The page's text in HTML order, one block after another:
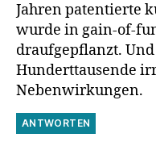
Jahren patentierte
wurde in gain-of-
draufgepflanzt.
Hunderttausende
Nebenwirkungen.
ANTWORTEN